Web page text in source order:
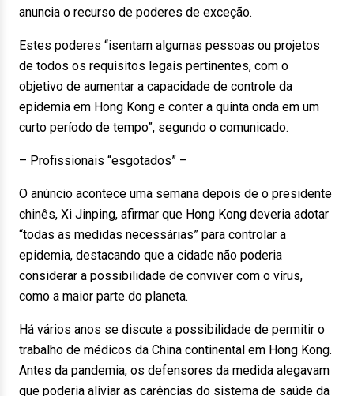
anuncia o recurso de poderes de exceção.
Estes poderes “isentam algumas pessoas ou projetos
de todos os requisitos legais pertinentes, com o
objetivo de aumentar a capacidade de controle da
epidemia em Hong Kong e conter a quinta onda em um
curto período de tempo”, segundo o comunicado.
– Profissionais “esgotados” –
O anúncio acontece uma semana depois de o presidente
chinês, Xi Jinping, afirmar que Hong Kong deveria adotar
“todas as medidas necessárias” para controlar a
epidemia, destacando que a cidade não poderia
considerar a possibilidade de conviver com o vírus,
como a maior parte do planeta.
Há vários anos se discute a possibilidade de permitir o
trabalho de médicos da China continental em Hong Kong.
Antes da pandemia, os defensores da medida alegavam
que poderia aliviar as carências do sistema de saúde da